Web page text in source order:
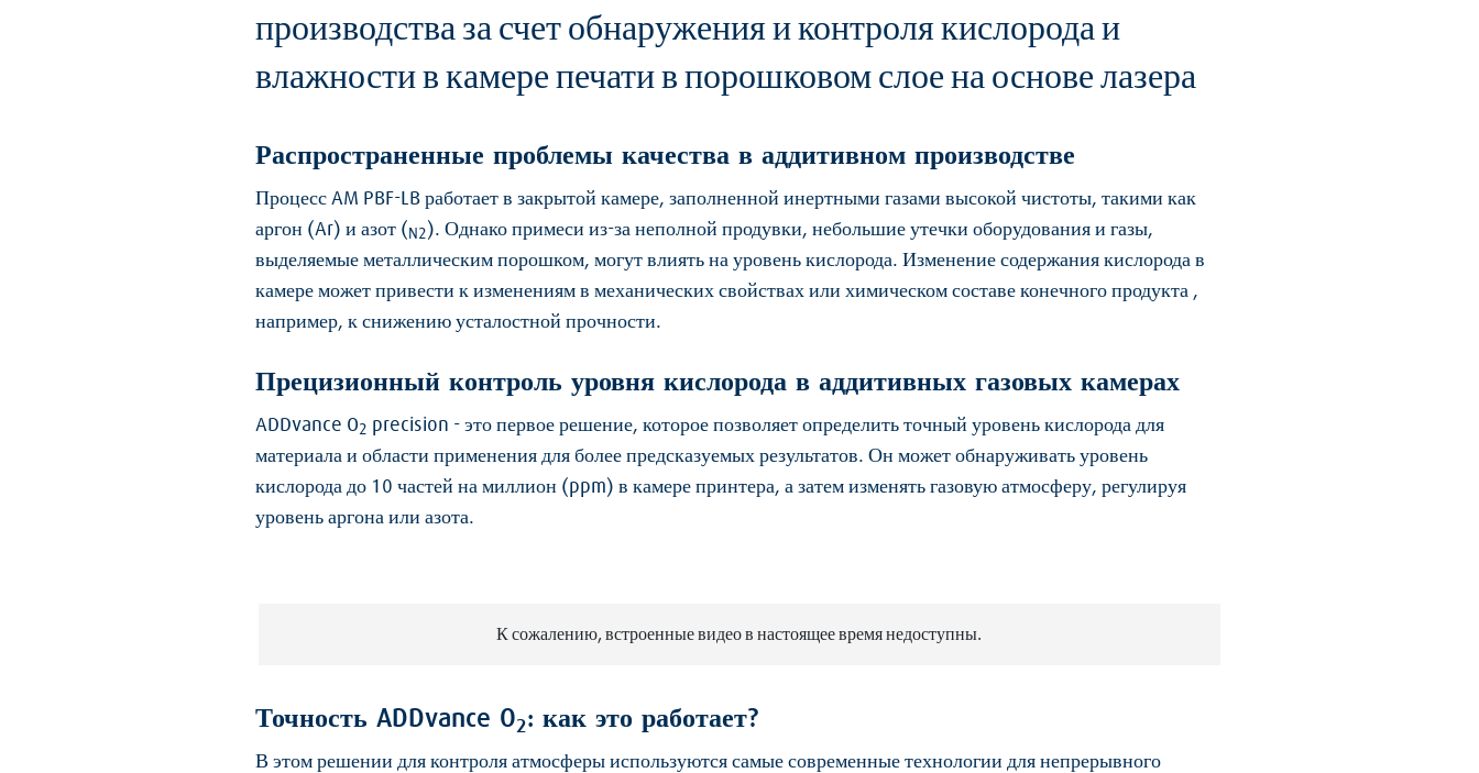
производства за счет обнаружения и контроля кислорода и
влажности в камере печати в порошковом слое на основе лазера
Распространенные проблемы качества в аддитивном производстве
Процесс AM PBF-LB работает в закрытой камере, заполненной инертными газами высокой чистоты, такими как
аргон (Ar) и азот ( N2 ). Однако примеси из-за неполной продувки, небольшие утечки оборудования и газы,
выделяемые металлическим порошком, могут влиять на уровень кислорода. Изменение содержания кислорода в
камере может привести к изменениям в механических свойствах или химическом составе конечного продукта ,
например, к снижению усталостной прочности.
Прецизионный контроль уровня кислорода в аддитивных газовых камерах
ADDvance O2 precision - это первое решение, которое позволяет определить точный уровень кислорода для
материала и области применения для более предсказуемых результатов. Он может обнаруживать уровень
кислорода до 10 частей на миллион (ppm) в камере принтера, а затем изменять газовую атмосферу, регулируя
уровень аргона или азота.
К сожалению, встроенные видео в настоящее время недоступны.
Точность ADDvance O2: как это работает?
В этом решении для контроля атмосферы используются самые современные технологии для непрерывного